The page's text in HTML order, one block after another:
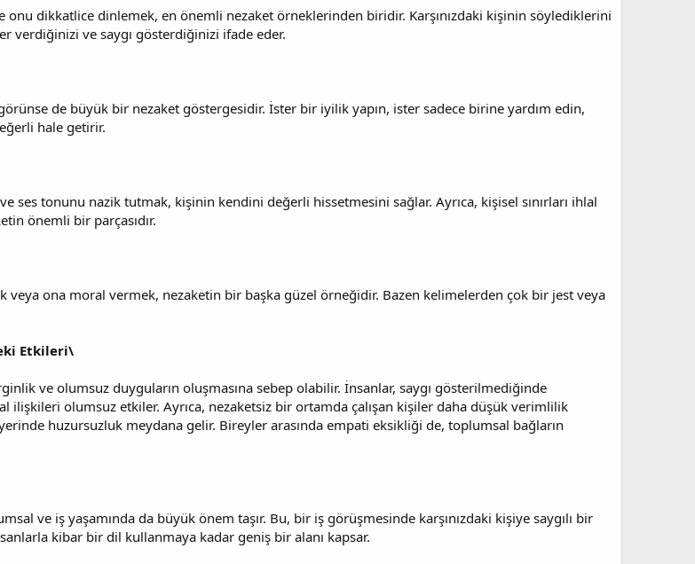
onu dikkatlice dinlemek, en önemli nezaket örneklerinden biridir. Karşınızdaki kişinin söylediklerini
verdiğinizi ve saygı gösterdiğinizi ifade eder.
de büyük bir nezaket göstergesidir. İster bir iyilik yapın, ister sadece birine yardım edin,
hale getirir.
ses tonunu nazik tutmak, kişinin kendini değerli hissetmesini sağlar. Ayrıca, kişisel sınırları ihlal
önemli bir parçasıdır.
ona moral vermek, nezaketin bir başka güzel örneğidir. Bazen kelimelerden çok bir jest veya
Etkileri\
ve olumsuz duyguların oluşmasına sebep olabilir. İnsanlar, saygı gösterilmediğinde
olumsuz etkiler. Ayrıca, nezaketsiz bir ortamda çalışan kişiler daha düşük verimlilik
huzursuzluk meydana gelir. Bireyler arasında empati eksikliği de, toplumsal bağların
ve iş yaşamında da büyük önem taşır. Bu, bir iş görüşmesinde karşınızdaki kişiye saygılı bir
kibar bir dil kullanmaya kadar geniş bir alanı kapsar.